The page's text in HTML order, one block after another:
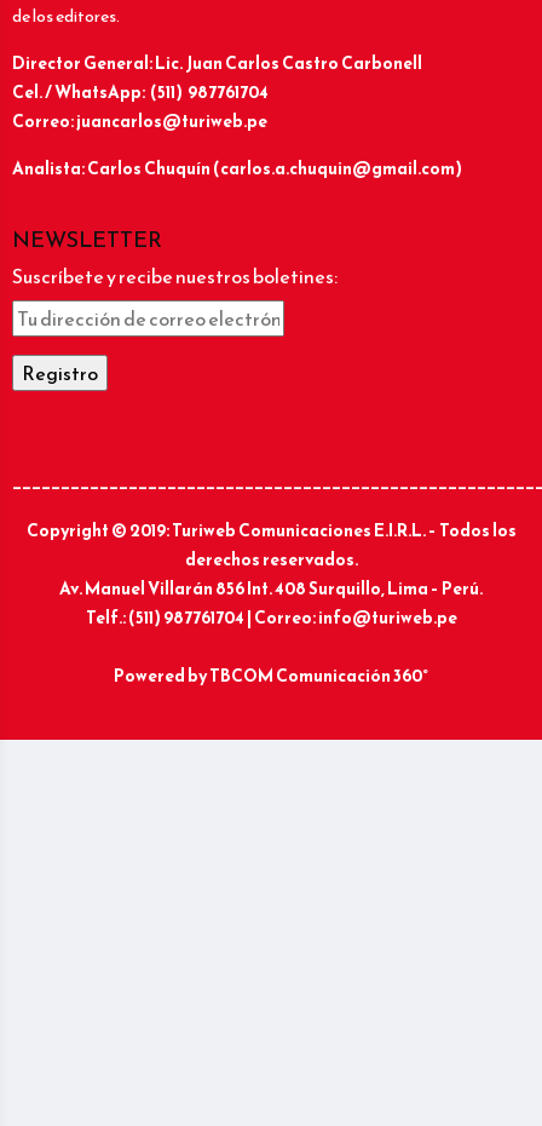
de los editores.
Director General: Lic.Juan Carlos Castro Carbonell
Cel. / WhatsApp: (511) 987761704
Correo: juancarlos@turiweb.pe
Analista: Carlos Chuquín (carlos.a.chuquin@gmail.com)
NEWSLETTER
Suscríbete y recibe nuestros boletines:
Copyright © 2019: Turiweb Comunicaciones E.I.R.L. – Todos los
derechos reservados.
Av. Manuel Villarán 856 Int. 408 Surquillo, Lima – Perú.
Telf.: (511) 987761704 | Correo: info@turiweb.pe
Powered byTBCOM Comunicación 360°